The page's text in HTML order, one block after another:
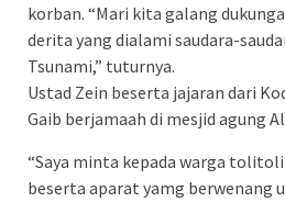
korban. “Mari kita galang
derita yang dialami saudara-
Tsunami,” tuturnya.
Ustad Zein beserta jajaran dari
Gaib berjamaah di mesjid agung
“Saya minta kepada warga
beserta aparat yamg